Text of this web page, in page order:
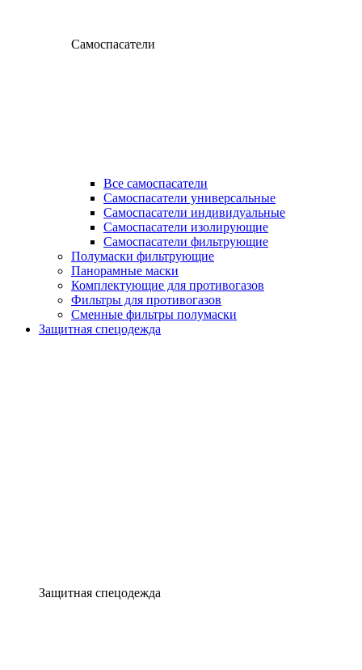
Самоспасатели
Все самоспасатели
Самоспасатели универсальные
Самоспасатели индивидуальные
Самоспасатели изолирующие
Самоспасатели фильтрующие
Полумаски фильтрующие
Панорамные маски
Комплектующие для противогазов
Фильтры для противогазов
Сменные фильтры полумаски
Защитная спецодежда
Защитная спецодежда